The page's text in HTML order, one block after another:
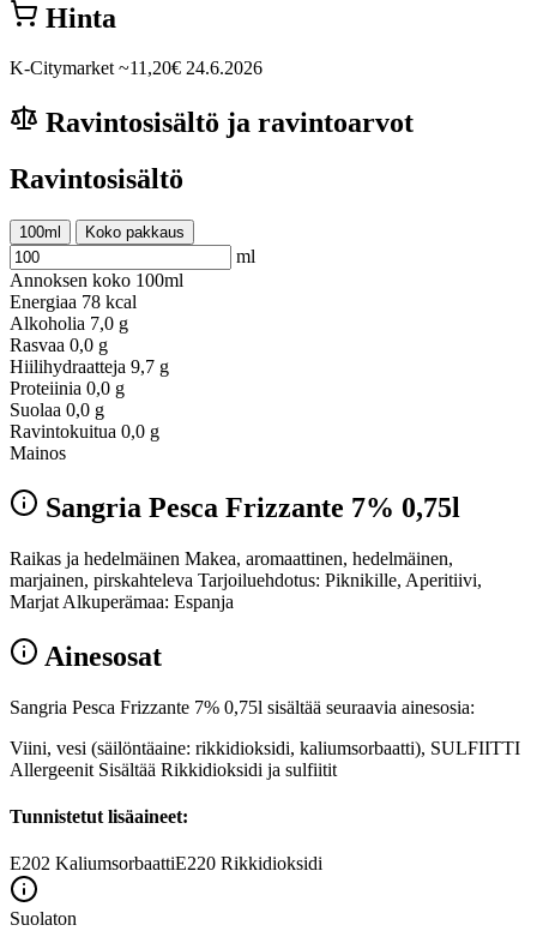
Hinta
K-Citymarket ~11,20€ 24.6.2026
Ravintosisältö ja ravintoarvot
Ravintosisältö
100ml Koko pakkaus
ml
Annoksen koko 100ml
Energiaa 78 kcal
Alkoholia 7,0 g
Rasvaa 0,0 g
Hiilihydraatteja 9,7 g
Proteiinia 0,0 g
Suolaa 0,0 g
Ravintokuitua 0,0 g
Mainos
Sangria Pesca Frizzante 7% 0,75l
Raikas ja hedelmäinen Makea, aromaattinen, hedelmäinen,
marjainen, pirskahteleva Tarjoiluehdotus: Piknikille, Aperitiivi,
Marjat Alkuperämaa: Espanja
Ainesosat
Sangria Pesca Frizzante 7% 0,75l sisältää seuraavia ainesosia:
Viini, vesi (säilöntäaine: rikkidioksidi, kaliumsorbaatti), SULFIITTI
Allergeenit Sisältää Rikkidioksidi ja sulfiitit
Tunnistetut lisäaineet:
E202 KaliumsorbaattiE220 Rikkidioksidi
Suolaton